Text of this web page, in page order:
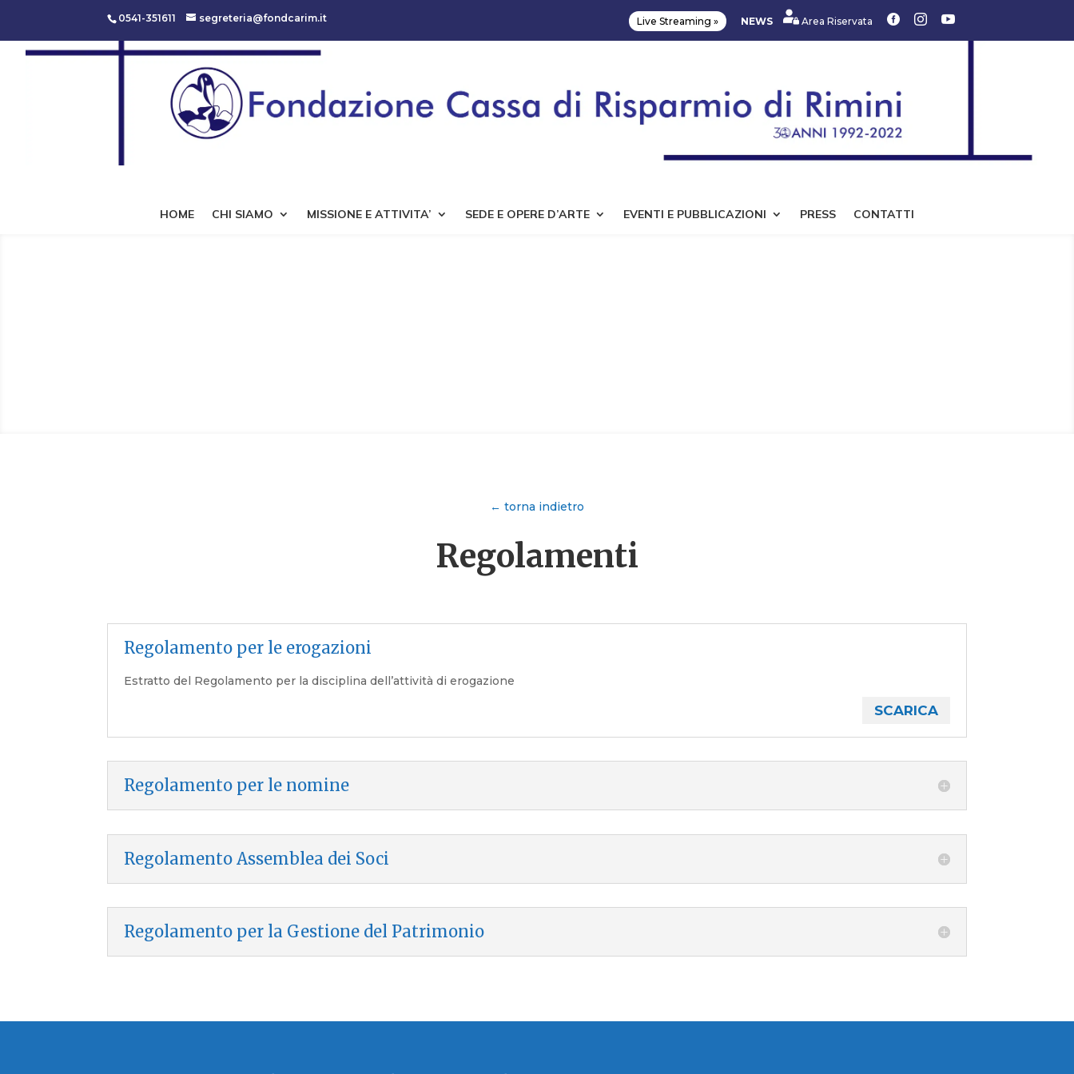
0541-351611 segreteria@fondcarim.it Live Streaming » NEWS Area Riservata   
HOME CHI SIAMO MISSIONE E ATTIVITA’ SEDE E OPERE D’ARTE EVENTI E PUBBLICAZIONI PRESS CONTATTI
← torna indietro
Regolamenti
Regolamento per le erogazioni
Estratto del Regolamento per la disciplina dell’attività di erogazione
SCARICA
Regolamento per le nomine
Regolamento Assemblea dei Soci
Regolamento per la Gestione del Patrimonio